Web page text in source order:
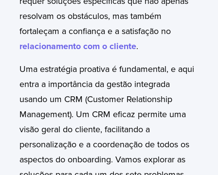
resolvam os obstáculos, mas também
fortaleçam a confiança e a satisfação no
relacionamento com o cliente.
Uma estratégia proativa é fundamental, e aqui
entra a importância da gestão integrada
usando um CRM (Customer Relationship
Management). Um CRM eficaz permite uma
visão geral do cliente, facilitando a
personalização e a coordenação de todos os
aspectos do onboarding. Vamos explorar as